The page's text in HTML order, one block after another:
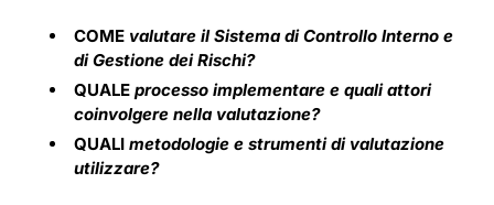
COME valutare il Sistema di Controllo Interno e
di Gestione dei Rischi?
QUALE processo implementare e quali attori
coinvolgere nella valutazione?
QUALI metodologie e strumenti di valutazione
utilizzare?